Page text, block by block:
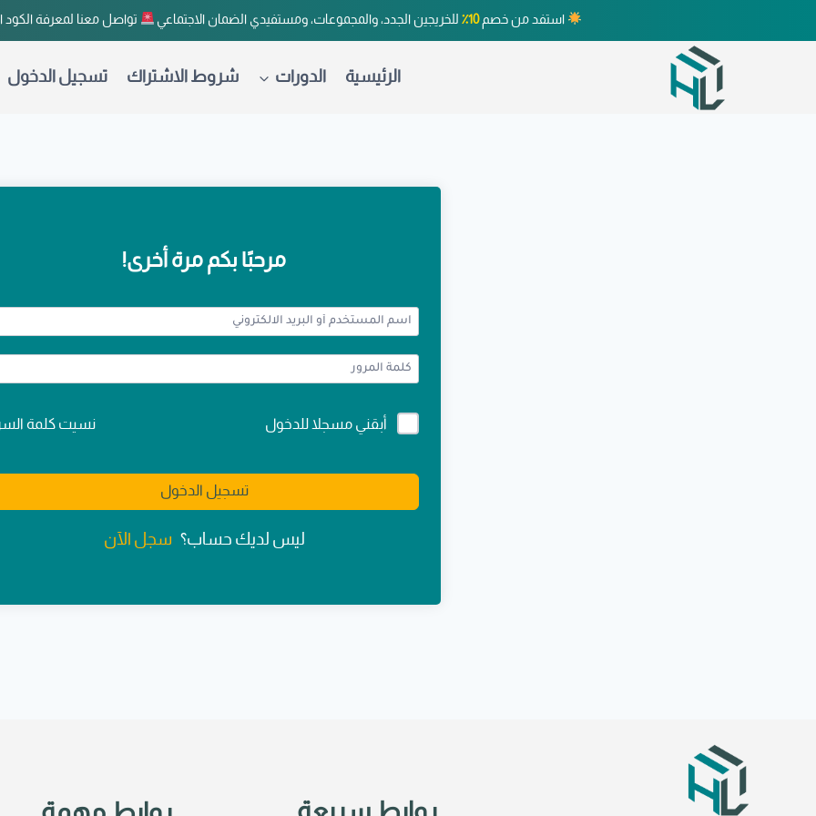
استفد من خصم10٪ للخريجين الجدد، والمجموعات، ومستفيدي الضمان الاجتماعي تواصل معنا لمعرفة
الرئيسية الدورات شروط الاشتراك تسجيل الدخول
مرحبًا بكم مرة أخرى!
Alternative:
أبقني مسجلا للدخول نسيت كلمة
تسجيل الدخول
ليس لديك حساب؟ سجل الآن